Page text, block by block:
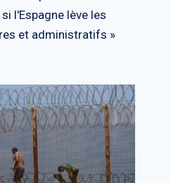
l'Espagne lève les
et administratifs »